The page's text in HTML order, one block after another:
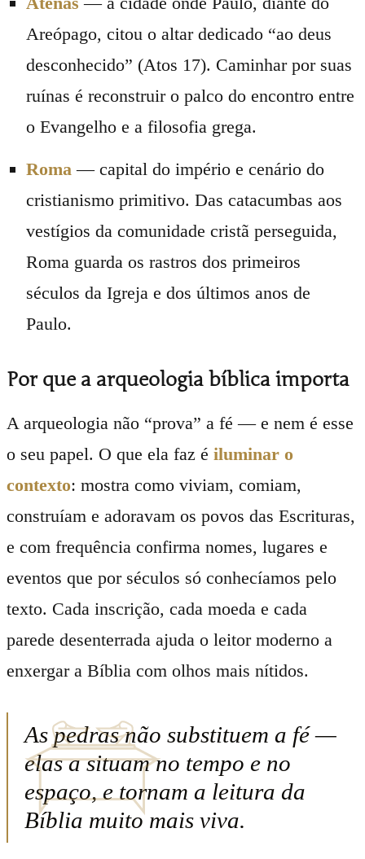
Areópago, citou o altar dedicado “ao deus
desconhecido” (Atos 17). Caminhar por suas
ruínas é reconstruir o palco do encontro entre
o Evangelho e a filosofia grega.
Roma — capital do império e cenário do
cristianismo primitivo. Das catacumbas aos
vestígios da comunidade cristã perseguida,
Roma guarda os rastros dos primeiros
séculos da Igreja e dos últimos anos de
Paulo.
Por que a arqueologia bíblica importa
A arqueologia não “prova” a fé — e nem é esse
o seu papel. O que ela faz é iluminar o
contexto: mostra como viviam, comiam,
construíam e adoravam os povos das Escrituras,
e com frequência confirma nomes, lugares e
eventos que por séculos só conhecíamos pelo
texto. Cada inscrição, cada moeda e cada
parede desenterrada ajuda o leitor moderno a
enxergar a Bíblia com olhos mais nítidos.
As pedras não substituem a fé —
elas a situam no tempo e no
espaço, e tornam a leitura da
Bíblia muito mais viva.